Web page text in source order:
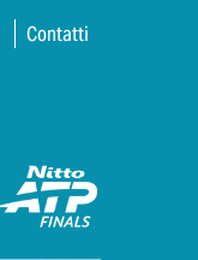
Contatti